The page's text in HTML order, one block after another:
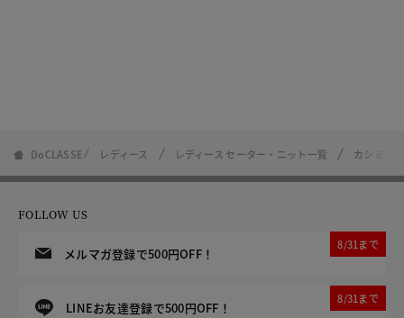
DoCLASSE レディース レディース セーター・ニット一覧 カシミヤ
FOLLOW US
メルマガ登録で500円OFF！
8/31まで
LINEお友達登録で500円OFF！
8/31まで